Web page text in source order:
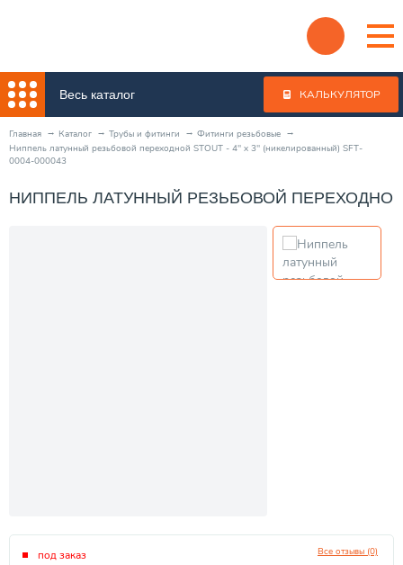
Весь каталог КАЛЬКУЛЯТОР
Главная Каталог Трубы и фитинги
Фитинги резьбовые
Ниппель латунный резьбовой переходной STOUT - 4" x 3" (никелированный) SFT-
0004-000043
НИППЕЛЬ ЛАТУННЫЙ РЕЗЬБОВОЙ ПЕРЕХОДНОЙ
Все отзывы (0)
под заказ